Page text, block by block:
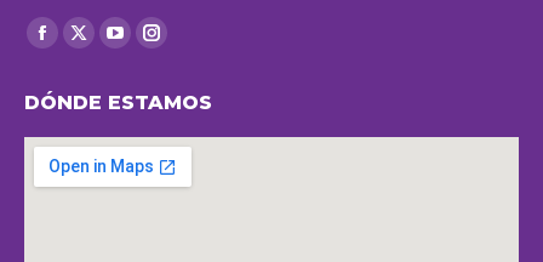
Encuéntranos en:
Facebook
opens
in
new
X
opens
in
new
YouTube
opens
in
new
Instagram
opens
in
new
DÓNDE ESTAMOS